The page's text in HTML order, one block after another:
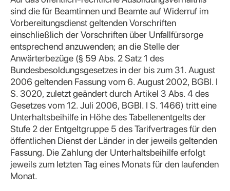
sind die für Beamtinnen und Beamte auf Widerruf im
Vorbereitungsdienst geltenden Vorschriften
einschließlich der Vorschriften über Unfallfürsorge
entsprechend anzuwenden; an die Stelle der
Anwärterbezüge (§ 59 Abs. 2 Satz 1 des
Bundesbesoldungsgesetzes in der bis zum 31. August
2006 geltenden Fassung vom 6. August 2002, BGBl. I
S. 3020, zuletzt geändert durch Artikel 3 Abs. 4 des
Gesetzes vom 12. Juli 2006, BGBl. I S. 1466) tritt eine
Unterhaltsbeihilfe in Höhe des Tabellenentgelts der
Stufe 2 der Entgeltgruppe 5 des Tarifvertrages für den
öffentlichen Dienst der Länder in der jeweils geltenden
Fassung. Die Zahlung der Unterhaltsbeihilfe erfolgt
jeweils zum letzten Tag eines Monats für den laufenden
Monat.